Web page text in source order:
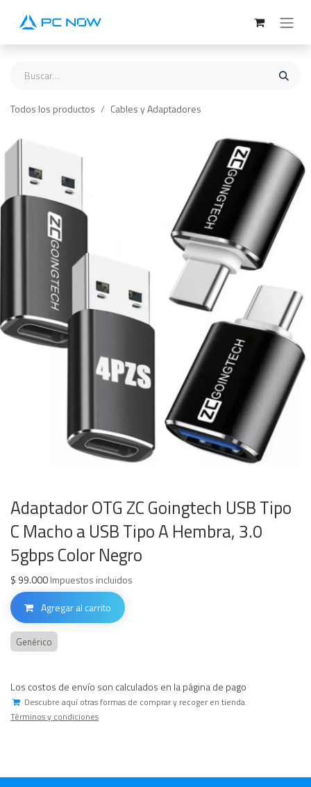
Todos los productos Cables y Adaptadores
Adaptador OTG ZC Goingtech USB Tipo
C Macho a USB Tipo A Hembra, 3.0
5gbps Color Negro
$ 99.000Impuestos incluidos
Agregar al carrito
Genérico
Los costos de envío son calculados en la página de pago
Descubre aquí otras formas de comprar y recoger en tienda.
Términos y condiciones